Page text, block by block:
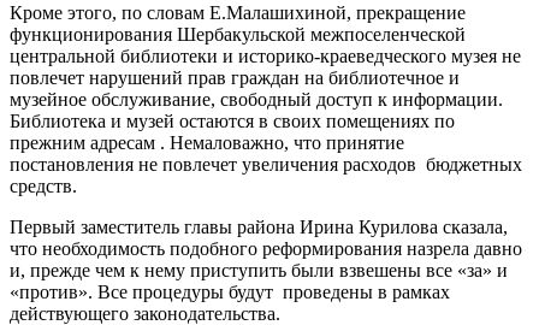
Кроме этого, по словам Е.Малашихиной, прекращение
функционирования Шербакульской межпоселенческой
центральной библиотеки и историко-краеведческого музея не
повлечет нарушений прав граждан на библиотечное и
музейное обслуживание, свободный доступ к информации.
Библиотека и музей остаются в своих помещениях по
прежним адресам . Немаловажно, что принятие
постановления не повлечет увеличения расходов бюджетных
средств.
Первый заместитель главы района Ирина Курилова сказала,
что необходимость подобного реформирования назрела давно
и, прежде чем к нему приступить были взвешены все «за» и
«против». Все процедуры будут проведены в рамках
действующего законодательства.